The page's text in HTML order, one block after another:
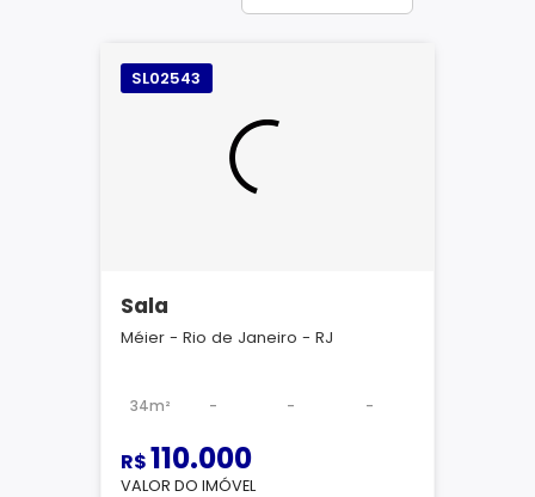
SL02543
Sala
Méier - Rio de Janeiro - RJ
34m² - - -
R$110.000
VALOR DO IMÓVEL